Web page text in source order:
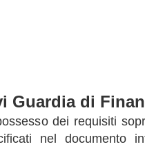
Guardia di
dei requisiti
nel documento